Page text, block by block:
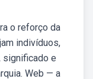
o reforço da
indivíduos,
significado e
Web — a